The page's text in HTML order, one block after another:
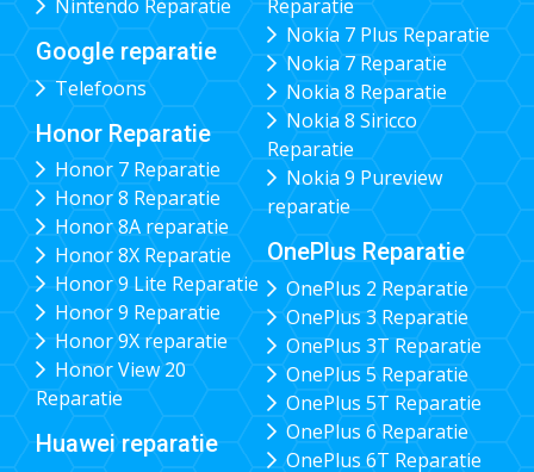
Nintendo Reparatie
Google reparatie
Telefoons
Honor Reparatie
Honor 7 Reparatie
Honor 8 Reparatie
Honor 8A reparatie
Honor 8X Reparatie
Honor 9 Lite Reparatie
Honor 9 Reparatie
Honor 9X reparatie
Honor View 20
Reparatie
Huawei reparatie
Reparatie
Nokia 7 Plus Reparatie
Nokia 7 Reparatie
Nokia 8 Reparatie
Nokia 8 Siricco
Reparatie
Nokia 9 Pureview
reparatie
OnePlus Reparatie
OnePlus 2 Reparatie
OnePlus 3 Reparatie
OnePlus 3T Reparatie
OnePlus 5 Reparatie
OnePlus 5T Reparatie
OnePlus 6 Reparatie
OnePlus 6T Reparatie